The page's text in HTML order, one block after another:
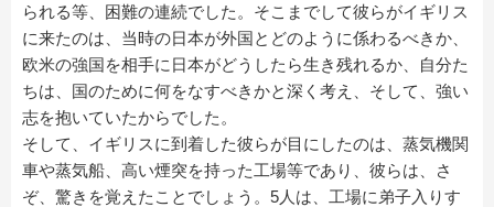
られる等、困難の連続でした。そこまでして彼らがイギリス
に来たのは、当時の日本が外国とどのように係わるべきか、
欧米の強国を相手に日本がどうしたら生き残れるか、自分た
ちは、国のために何をなすべきかと深く考え、そして、強い
志を抱いていたからでした。
そして、イギリスに到着した彼らが目にしたのは、蒸気機関
車や蒸気船、高い煙突を持った工場等であり、彼らは、さ
ぞ、驚きを覚えたことでしょう。5人は、工場に弟子入りす